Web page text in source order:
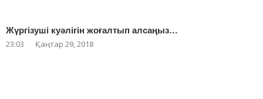
Жүргізуші куәлігін жоғалтып алсаңыз…
23:03 Қаңтар 29, 2018